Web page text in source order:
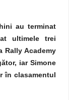
au terminat
ultimele trei
Rally Academy
iar Simone
în clasamentul